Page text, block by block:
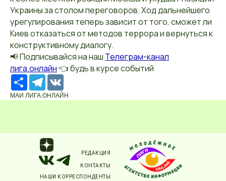
Украины за столом переговоров. Ход дальнейшего
урегулирования теперь зависит от того, сможет ли
Киев отказаться от методов террора и вернуться к
конструктивному диалогу.
📢 Подписывайся на наш Телеграм-канал
лига.онлайн👈 будь в курсе событий
РесурсTelegram
МАИ ЛИГА.ОНЛАЙН
КОНТАКТЫ
НАШИ КОРРЕСПОНДЕНТЫ
РЕДАКЦИЯ